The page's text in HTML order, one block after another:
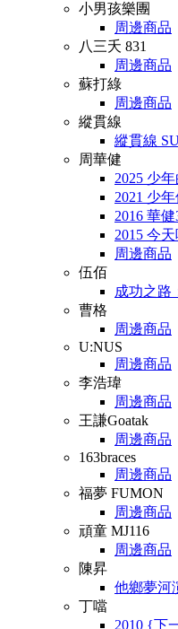
小男孩樂團
周邊商品
八三夭 831
周邊商品
蘇打綠
周邊商品
縱貫線
縱貫線
周華健
2025 少
2021 少
2016 華
2015 今
周邊商品
伍佰
成功之路
曹格
周邊商品
U:NUS
周邊商品
李浩瑋
周邊商品
王謙Goatak
周邊商品
163braces
周邊商品
福夢 FUMON
周邊商品
頑童 MJ116
周邊商品
陳昇
他鄉夢河
丁噹
2010 {下